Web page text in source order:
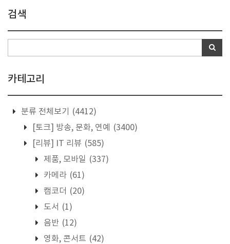
검색
카테고리
분류 전체보기
(4412)
[토크] 방송, 문화, 연예
(3400)
[리뷰] IT 리뷰 (585)
제품, 모바일 (337)
카메라 (61)
캠코더 (20)
도서 (1)
음반 (12)
영화, 콘서트 (42)